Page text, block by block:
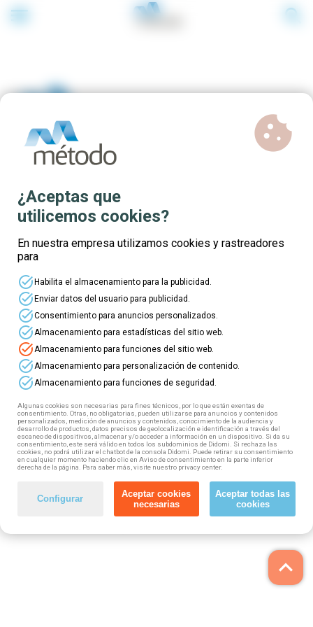
menu search
Formación gratuíta para
demandantes de emprego en
Galicia
En Grupo Método imos impartir diferente
formación 100% subvencionada pola Xunta de
Galicia e gratuíta dirixida a demandantes de
emprego de Galicia. Trátase deCertificados
de Profesionalidade e Competencias Clave
nosas delegacións deVigo, Pontevedra, A
Coruña e Teo.
Na ficha de cada curso poderás ler os obxectivos
e programa do mesmo, e tamén os seus
requisitos de acceso. Se o cumpres e se che
interesa a formación,
recomendámosche que
solicites a túa praza canto antes, posto que
son limitadas. Agardámoste!
keyboard_arrow_up
¿Aceptas que
utilicemos cookies?
cookie
En nuestra empresa utilizamos cookies y rastreadores
para
task_altHabilita el almacenamiento para la publicidad.
task_altEnviar datos del usuario para publicidad.
task_altConsentimiento para anuncios personalizados.
task_alt Almacenamiento para estadísticas del sitio web.
task_alt Almacenamiento para funciones del sitio web.
task_alt Almacenamiento para personalización de contenido.
task_alt Almacenamiento para funciones de seguridad.
Algunas cookies son necesarias para fines técnicos, por lo que están exentas de
consentimiento. Otras, no obligatorias, pueden utilizarse para anuncios y contenidos
personalizados, medición de anuncios y contenidos, conocimiento de la audiencia y
desarrollo de productos, datos precisos de geolocalización e identificación a través del
escaneo de dispositivos, almacenar y/o acceder a información en un dispositivo. Si da su
consentimiento, este será válido en todos los subdominios de Didomi. Si rechaza las
cookies, no podrá utilizar el chatbot de la consola Didomi. Puede retirar su consentimiento
en cualquier momento haciendo clic en Aviso de consentimiento en la parte inferior
derecha de la página. Para saber más, visite nuestro privacy center.
Configurar
Aceptar cookies
necesarias
Aceptar todas las
cookies